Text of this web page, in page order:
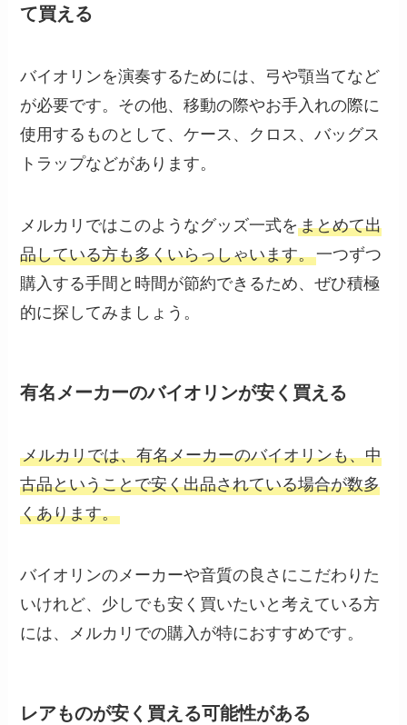
て買える
バイオリンを演奏するためには、弓や顎当てなど
が必要です。その他、移動の際やお手入れの際に
使用するものとして、ケース、クロス、バッグス
トラップなどがあります。
メルカリではこのようなグッズ一式をまとめて出
品している方も多くいらっしゃいます。一つずつ
購入する手間と時間が節約できるため、ぜひ積極
的に探してみましょう。
有名メーカーのバイオリンが安く買える
メルカリでは、有名メーカーのバイオリンも、中
古品ということで安く出品されている場合が数多
くあります。
バイオリンのメーカーや音質の良さにこだわりた
いけれど、少しでも安く買いたいと考えている方
には、メルカリでの購入が特におすすめです。
レアものが安く買える可能性がある